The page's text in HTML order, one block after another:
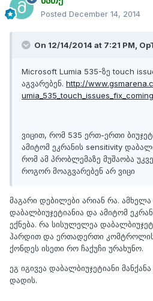
Posted December 14, 2014
On 12/14/2014 at 7:21 PM,
Microsoft Lumia 535-ზე touch
აგვარებენ. http://
ვიცით, რომ 535 ერთ-ერთი
ამიტომ ეკრანის sensitivity
რომ ამ პრობლემაზე მუშაობა
როგორ მოაგვარებენ არ ვიცი
მაგარი დებილები არიან რა.
დაბალბიუჯეტიანია და ამიტომ
ექნება. რა სისულელეა
ჰარდით და ერთადერთი კომტროლის
ქონდეს ისეთი რო ჩაქუჩი ურახუნო.
ეგ იგივეა დაბალბიუჯეტიანი
დადის.